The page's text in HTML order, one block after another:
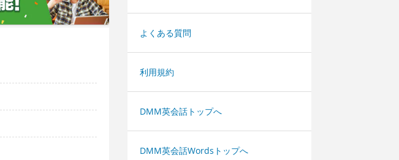
よくある質問
利用規約
DMM英会話トップへ
DMM英会話Wordsトップへ